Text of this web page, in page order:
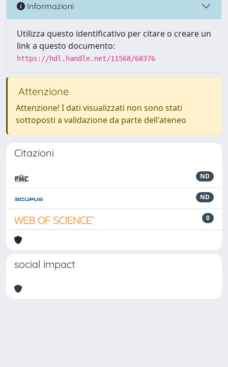
Informazioni
Utilizza questo identificativo per citare o creare un
link a questo documento:
https://hdl.handle.net/11568/68376
Attenzione
Attenzione! I dati visualizzati non sono stati
sottoposti a validazione da parte dell'ateneo
Citazioni
ND
ND
0
social impact